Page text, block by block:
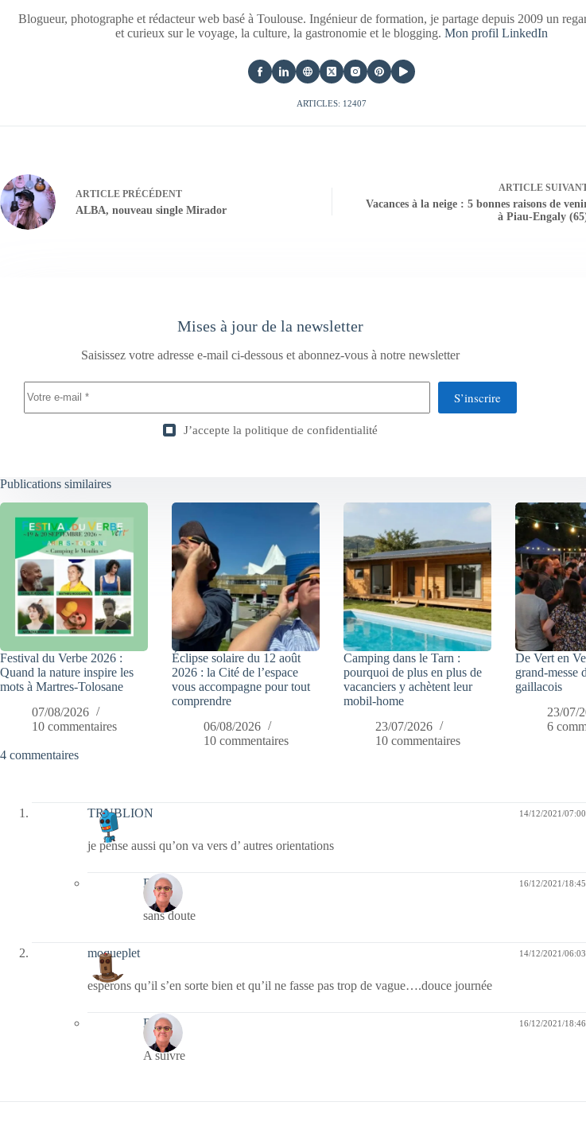
Blogueur, photographe et rédacteur web basé à Toulouse. Ingénieur de formation, je partage depuis 2009 un
et curieux sur le voyage, la culture, la gastronomie et le blogging.Mon profil LinkedIn
ARTICLES: 12407
ARTICLE PRÉCÉDENT
ALBA, nouveau single Mirador
ARTICLE
Vacances à la neige : 5 bonnes raisons de
à Piau-Engaly
Mises à jour de la newsletter
Saisissez votre adresse e-mail ci-dessous et abonnez-vous à notre newsletter
S’inscrire
J’accepte la politique de confidentialité
Publications similaires
Festival du Verbe 2026 :
Quand la nature inspire les
mots à Martres-Tolosane
07/08/2026
10 commentaires
Éclipse solaire du 12 août
2026 : la Cité de l’espace
vous accompagne pour tout
comprendre
06/08/2026
10 commentaires
Camping dans le Tarn :
pourquoi de plus en plus de
vacanciers y achètent leur
mobil-home
23/07/2026
10 commentaires
De Vert en
grand-messe
gaillacois
23/07/
6
4 commentaires
TRUBLION 14/12/2021/07:00
je pense aussi qu’on va vers d’ autres orientations
Bernie 16/12/2021/18:45
sans doute
moqueplet 14/12/2021/06:03
espérons qu’il s’en sorte bien et qu’il ne fasse pas trop de vague….douce journée
Bernie 16/12/2021/18:46
A suivre